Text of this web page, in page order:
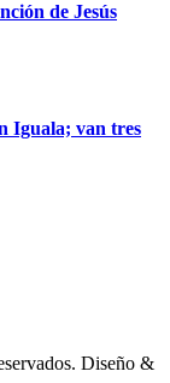
de Jesús
Iguala; van tres
Diseño &